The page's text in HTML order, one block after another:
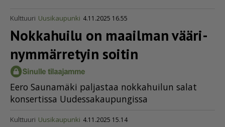
Kulttuuri Uusikaupunki 4.11.2025 16.55
Nokkahuilu on maailman vääri­
nym­mär­retyin soitin
Ee­ro Sau­na­mä­ki pal­jas­taa nok­ka­hui­lun sa­lat
kon­ser­tis­sa Uu­des­sa­kau­pun­gis­sa
Kulttuuri Uusikaupunki 4.11.2025 15.14